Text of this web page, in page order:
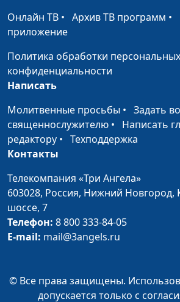
Онлайн ТВ • Архив ТВ программ •
приложение
Политика обработки
конфиденциальности
Написать
Молитвенные просьбы • Задать
священнослужителю • Написать
редактору • Техподдержка
Контакты
Телекомпания «Три Ангела»
603028, Россия, Нижний Новгород,
шоссе, 7
Телефон: 8 800 333-84-05
E-mail: mail@3angels.ru
© Все права защищены.
допускается только с